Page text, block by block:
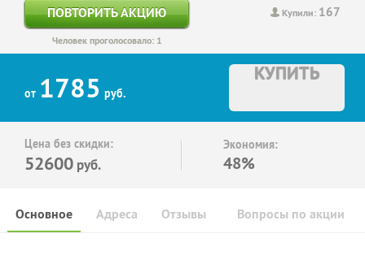
Купили: 167
ПОВТОРИТЬ АКЦИЮ
Человек проголосовало: 1
от 1785 руб.
КУПИТЬ
Цена без скидки:
52600 руб.
Экономия:
48%
Основное Отзывы Вопросы по акции
Адреса